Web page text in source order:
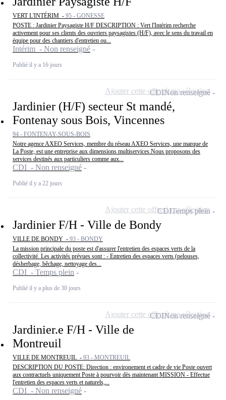
VERT L'INTÉRIM - 95 - GONESSE
POSTE : Jardinier Paysagiste H/F DESCRIPTION : Vert l'Intérim recherche
activement pour ses clients des ouvriers paysagistes (H/F), avec le sens du travail en
équipe pour des chantiers d'entretien ou...
Intérim - Non renseigné
Publié il y a 16 jours
Jardinier (H/F) secteur St mandé,
Fontenay sous Bois, Vincennes
94 - FONTENAY-SOUS-BOIS
Notre agence AXEO Services, membre du réseau AXEO Services, une marque de
La Poste, est une entreprise aux dimensions multiservices.Nous proposons des
services destinés aux particuliers comme aux...
CDI - Non renseigné
Publié il y a 22 jours
CDINon renseigné
Ajouter cette offre à ma sélection
Jardinier F/H - Ville de Bondy
VILLE DE BONDY - 93 - BONDY
La mission principale du poste est d'assurer l'entretien des espaces verts de la
collectivité. Les activités prévues sont : - Entretien des espaces verts (pelouses,
désherbage, bêchage, nettoyage des...
CDI - Temps plein
Publié il y a plus de 30 jours
CDITemps plein
Ajouter cette offre à ma sélection
Jardinier.e F/H - Ville de
Montreuil
VILLE DE MONTREUIL - 93 - MONTREUIL
DESCRIPTION DU POSTE: Direction : environement et cadre de vie Poste ouvert
aux contractuels uniquement Poste à pourvoir dès maintenant MISSION - Effectue
l'entretien des espaces verts et naturels,...
CDI - Non renseigné
CDINon renseigné
Ajouter cette offre à ma sélection